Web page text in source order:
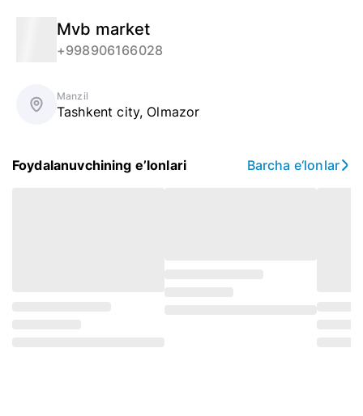
Mvb market
+998906166028
Manzil
Tashkent city, Olmazor
Foydalanuvchining e’lonlari Barcha e‘lonlar